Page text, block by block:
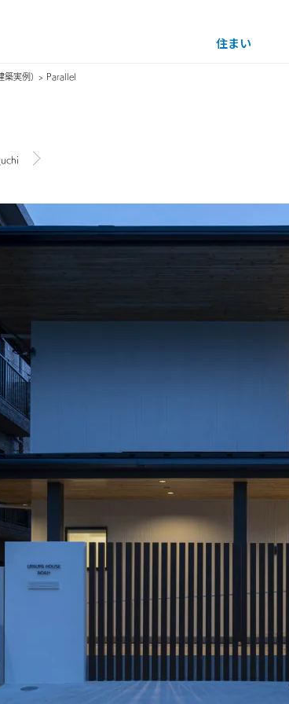
住まい
分譲住宅（建売・土地）検索
中古住宅検索
売る
企業不動産活用（CRE）戦略
社宅建築
医療・介護・子育て・障がい福祉施設
事業用リノベーション
ホテル・旅館リフォーム
事業用地・事業用建物
分譲用地
お客様センター
新卒者採用
中途採用
ウエルネス事業
海外事業
築実例） > Parallel
デザイナーを見る